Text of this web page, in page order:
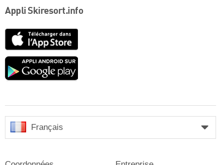
Appli Skiresort.info
Google
Français